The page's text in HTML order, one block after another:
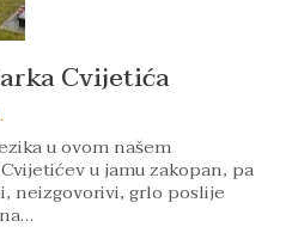
Cvijetića
u ovom našem
u jamu zakopan, pa
neizgovorivi, grlo poslije